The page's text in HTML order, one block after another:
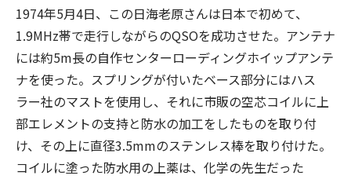
1974年5月4日、この日海老原さんは日本で初めて、
1.9MHz帯で走行しながらのQSOを成功させた。アンテナ
には約5m長の自作センターローディングホイップアンテ
ナを使った。スプリングが付いたベース部分にはハス
ラー社のマストを使用し、それに市販の空芯コイルに上
部エレメントの支持と防水の加工をしたものを取り付
け、その上に直径3.5mmのステンレス棒を取り付けた。
コイルに塗った防水用の上薬は、化学の先生だった